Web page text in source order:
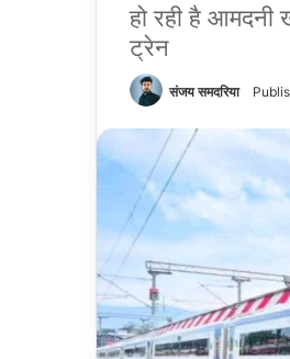
हो रही है आमदनी
ट्रेन
संजय समदरिया